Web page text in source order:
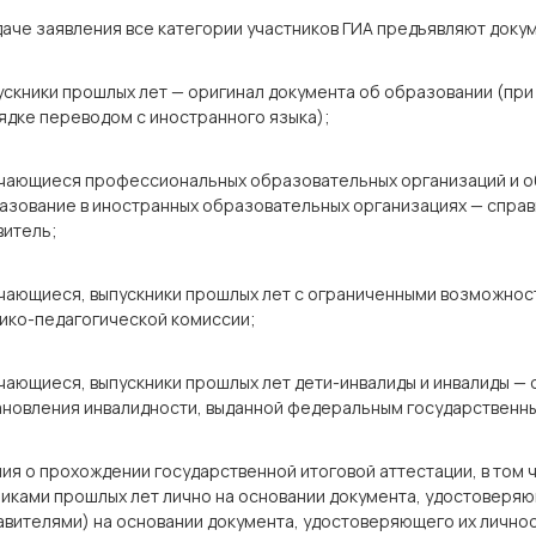
заявления все категории участников ГИА предъявляют
прошлых лет — оригинал документа об образовании
переводом с иностранного языка);
профессиональных образовательных организаций
в иностранных образовательных организациях —
выпускники прошлых лет с ограниченными
педагогической комиссии;
выпускники прошлых лет дети-инвалиды и инвалиды
инвалидности, выданной федеральным
о прохождении государственной итоговой аттестации, в
прошлых лет лично на основании документа,
на основании документа, удостоверяющего их